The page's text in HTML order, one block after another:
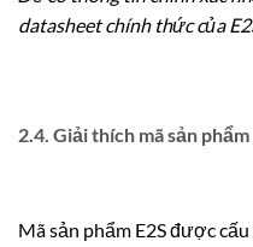
datasheet chính thức của
2.4. Giải thích mã sản
Mã sản phẩm E2S được